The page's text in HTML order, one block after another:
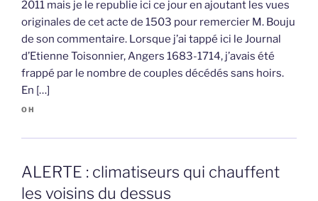
2011 mais je le republie ici ce jour en ajoutant les vues
originales de cet acte de 1503 pour remercier M. Bouju
de son commentaire. Lorsque j’ai tappé ici le Journal
d’Etienne Toisonnier, Angers 1683-1714, j’avais été
frappé par le nombre de couples décédés sans hoirs.
En […]
OH
ALERTE : climatiseurs qui chauffent
les voisins du dessus